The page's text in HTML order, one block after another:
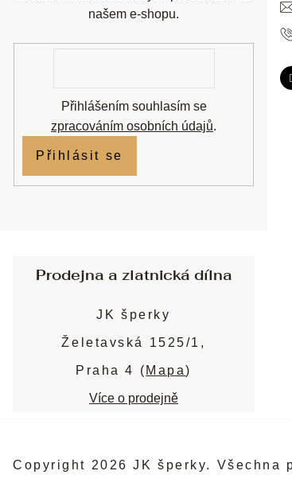
našem e-shopu.
Přihlášením souhlasím se
zpracováním osobních údajů.
Přihlásit se
Prodejna a zlatnická dílna
JK šperky
Želetavská 1525/1,
Praha 4 ( Mapa)
Více o prodejně
Copyright 2026JK šperky. Všechna